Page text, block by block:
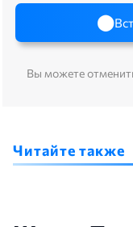
Вы можете
Читайте также